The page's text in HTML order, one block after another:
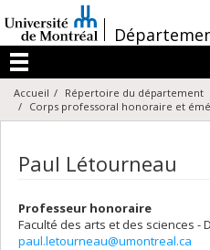
au
contenu
/
Menu
Accueil
Répertoire du département
Corps professoral honoraire et
Paul Létourneau
Professeur honoraire
Faculté des arts et des sciences -
paul.letourneau@umontreal.ca